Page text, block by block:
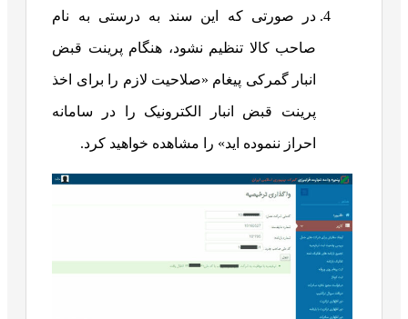
در صورتی که این سند به درستی به نام
صاحب کالا تنظیم نشود، هنگام پرینت قبض
انبار گمرکی پیغام «صلاحیت لازم را برای اخذ
پرینت قبض انبار الکترونیک را در سامانه
احراز ننموده اید» را مشاهده خواهید کرد.